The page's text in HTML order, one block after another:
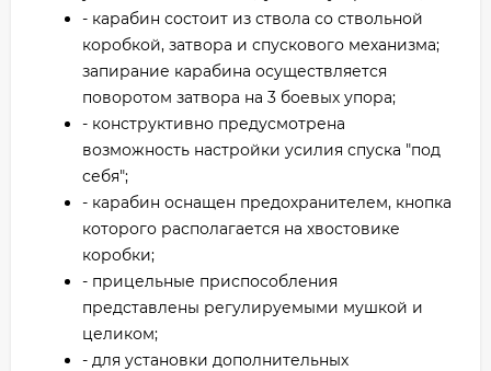
- карабин состоит из ствола со ствольной
коробкой, затвора и спускового механизма;
запирание карабина осуществляется
поворотом затвора на 3 боевых упора;
- конструктивно предусмотрена
возможность настройки усилия спуска "под
себя";
- карабин оснащен предохранителем, кнопка
которого располагается на хвостовике
коробки;
- прицельные приспособления
представлены регулируемыми мушкой и
целиком;
- для установки дополнительных